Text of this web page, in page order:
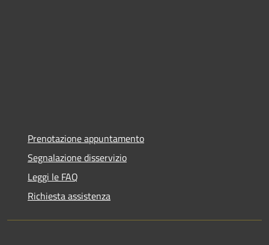
Prenotazione appuntamento
Segnalazione disservizio
Leggi le FAQ
Richiesta assistenza